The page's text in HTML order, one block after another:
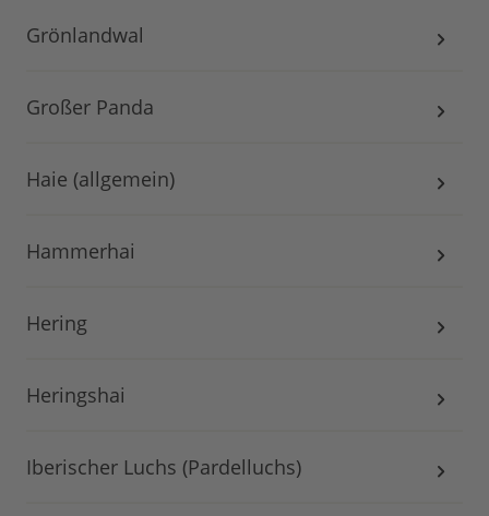
Grönlandwal
Großer Panda
Haie (allgemein)
Hammerhai
Hering
Heringshai
Iberischer Luchs (Pardelluchs)